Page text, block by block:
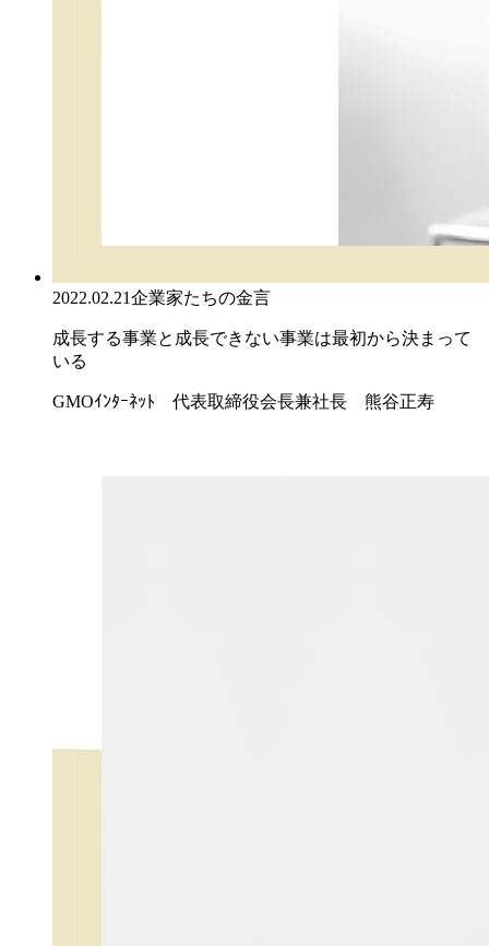
2022.02.21企業家たちの金言
成長する事業と成長できない事業は最初から決まって
いる
GMOｲﾝﾀｰﾈｯﾄ 代表取締役会長兼社長 熊谷正寿